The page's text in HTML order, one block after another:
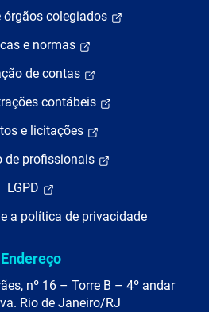
órgãos colegiados
e normas
de contas
contábeis
e licitações
de profissionais
LGPD
a política de privacidade
Endereço
nº 16 – Torre B – 4º andar
Rio de Janeiro/RJ